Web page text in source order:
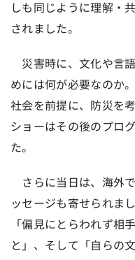
しも同じように理解・
されました。
災害時に、文化や言
めには何が必要なのか
社会を前提に、防災を
ショーはその後のプロ
た。
さらに当日は、海外
ッセージも寄せられま
「偏見にとらわれず相
と」、そして「自らの